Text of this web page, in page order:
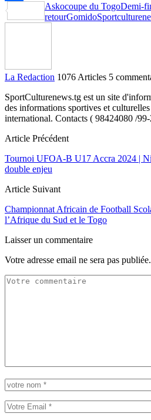
Partager
Askocoupe du TogoDemi-
retourGomido
La Redaction 1076 Articles 5
SportCulturenews.tg est un site
des informations sportives et
international. Contacts ( 98424080 /
Article Précédent
Tournoi UFOA-B U17 Accra 2024 |
double enjeu
Article Suivant
Championnat Africain de Football
l’Afrique du Sud et le Togo
Laisser un commentaire
Votre adresse email ne sera pas publiée.